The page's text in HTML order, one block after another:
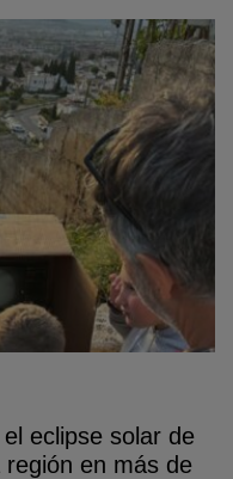
eclipse solar de
en más de